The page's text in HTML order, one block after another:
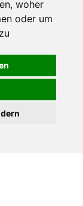
woher
oder um